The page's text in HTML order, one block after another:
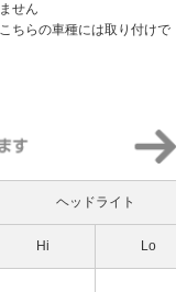
せん
ちらの車種には取り付けで
ヘッドライト
Hi Lo